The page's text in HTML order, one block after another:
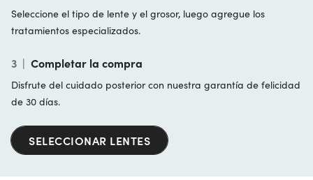
Seleccione el tipo de lente y el grosor, luego agregue los
tratamientos especializados.
3 | Completar la compra
Disfrute del cuidado posterior con nuestra garantía de felicidad
de 30 días.
SELECCIONAR LENTES